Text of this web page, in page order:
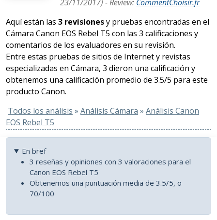
23/11/2017) -Review: CommentChoisir.fr
Aquí están las 3 revisionesy pruebas encontradas en el
Cámara Canon EOS Rebel T5 con las 3 calificaciones y
comentarios de los evaluadores en su revisión.
Entre estas pruebas de sitios de Internet y revistas
especializadas en Cámara, 3 dieron una calificación y
obtenemos una calificación promedio de 3.5/5 para este
producto Canon.
Todos los análisis » Análisis Cámara » Análisis Canon
EOS Rebel T5
En bref
3 reseñas y opiniones con 3 valoraciones para el
Canon EOS Rebel T5
Obtenemos una puntuación media de 3.5/5, o
70/100